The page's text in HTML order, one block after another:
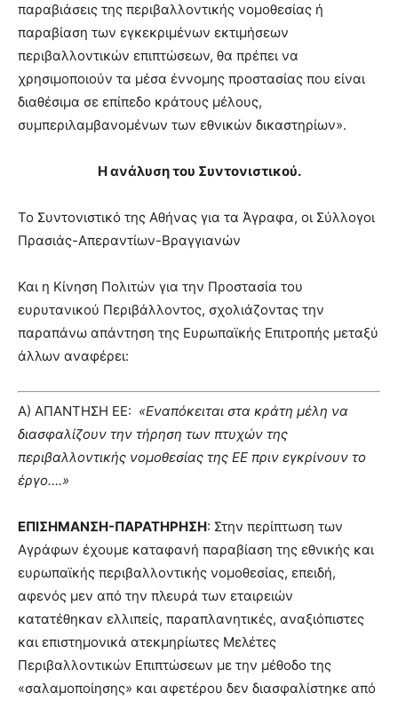
παραβιάσεις της περιβαλλοντικής νομοθεσίας ή
παραβίαση των εγκεκριμένων εκτιμήσεων
περιβαλλοντικών επιπτώσεων, θα πρέπει να
χρησιμοποιούν τα μέσα έννομης προστασίας που είναι
διαθέσιμα σε επίπεδο κράτους μέλους,
συμπεριλαμβανομένων των εθνικών δικαστηρίων».
Η ανάλυση του Συντονιστικού.
Το Συντονιστικό της Αθήνας για τα Άγραφα, οι Σύλλογοι
Πρασιάς-Απεραντίων-Βραγγιανών
Και η Κίνηση Πολιτών για την Προστασία του
ευρυτανικού Περιβάλλοντος, σχολιάζοντας την
παραπάνω απάντηση της Ευρωπαϊκής Επιτροπής μεταξύ
άλλων αναφέρει:
Α) ΑΠΑΝΤΗΣΗ ΕΕ: «Εναπόκειται στα κράτη μέλη να
διασφαλίζουν την τήρηση των πτυχών της
περιβαλλοντικής νομοθεσίας της ΕΕ πριν εγκρίνουν το
έργο….»
ΕΠΙΣΗΜΑΝΣΗ-ΠΑΡΑΤΗΡΗΣΗ: Στην περίπτωση των
Αγράφων έχουμε καταφανή παραβίαση της εθνικής και
ευρωπαϊκής περιβαλλοντικής νομοθεσίας, επειδή,
αφενός μεν από την πλευρά των εταιρειών
κατατέθηκαν ελλιπείς, παραπλανητικές, αναξιόπιστες
και επιστημονικά ατεκμηρίωτες Μελέτες
Περιβαλλοντικών Επιπτώσεων με την μέθοδο της
«σαλαμοποίησης» και αφετέρου δεν διασφαλίστηκε από